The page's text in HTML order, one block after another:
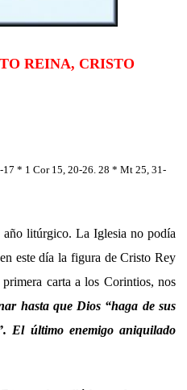
REINA, CRISTO
17 * 1 Cor 15, 20-26. 28 * Mt 25, 31-
litúrgico. La Iglesia no podía
este día la figura de Cristo Rey
carta a los Corintios, nos
hasta que Dios “haga de sus
El último enemigo aniquilado